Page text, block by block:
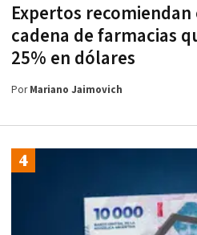
Expertos recomiendan
cadena de farmacias
25% en dólares
PorMariano Jaimovich